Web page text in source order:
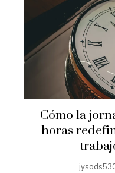
Cómo la
horas